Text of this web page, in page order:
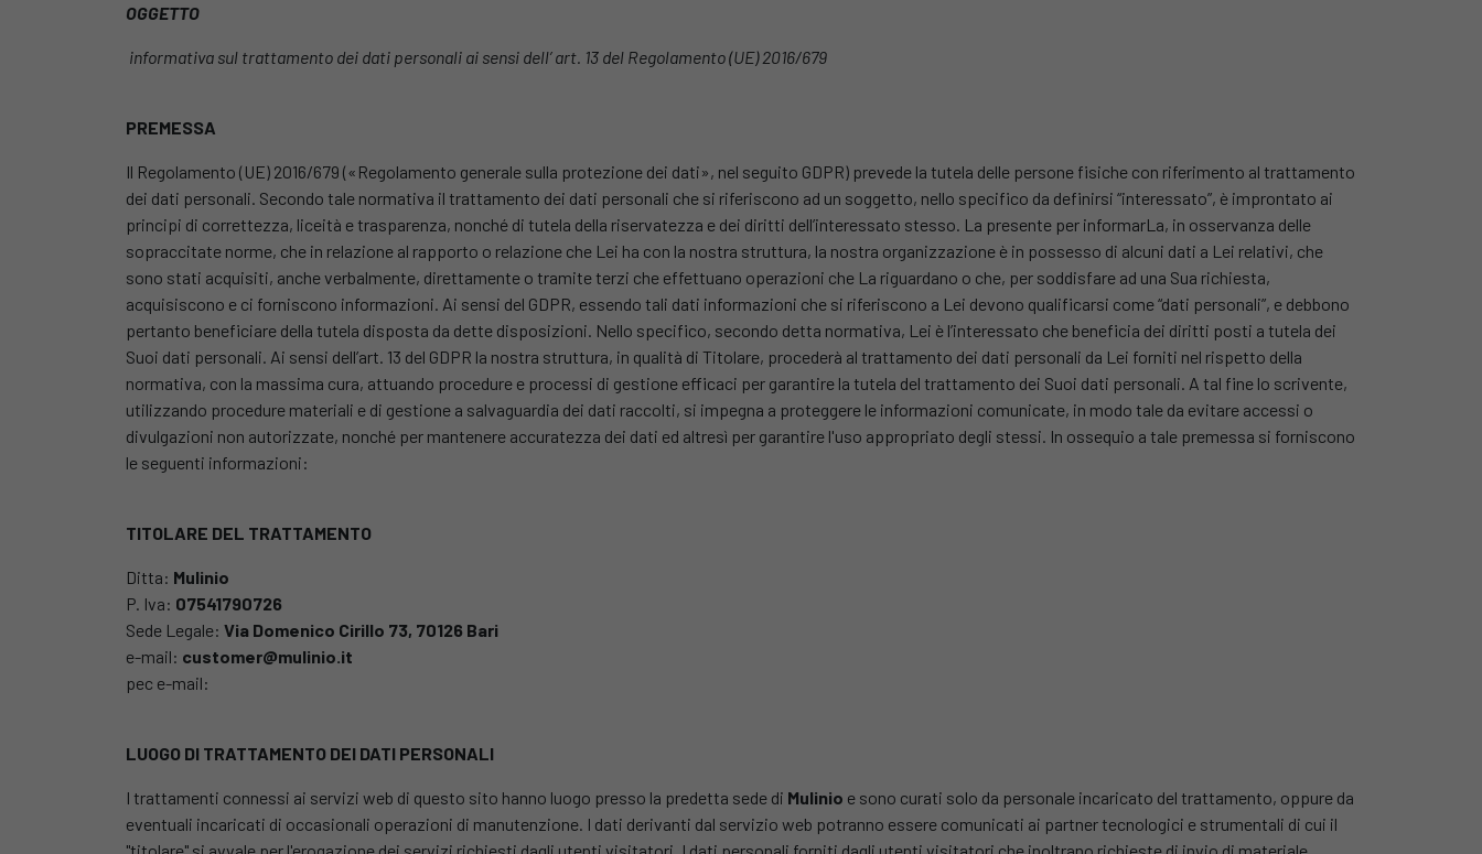
OGGETTO
informativa sul trattamento dei dati personali ai sensi dell’ art. 13 del Regolamento (UE) 2016/679
PREMESSA
Il Regolamento (UE) 2016/679 («Regolamento generale sulla protezione dei dati», nel seguito GDPR) prevede la tutela delle persone fisiche con riferimento al trattamento
dei dati personali. Secondo tale normativa il trattamento dei dati personali che si riferiscono ad un soggetto, nello specifico da definirsi “interessato”, è improntato ai
principi di correttezza, liceità e trasparenza, nonché di tutela della riservatezza e dei diritti dell’interessato stesso. La presente per informarLa, in osservanza delle
sopraccitate norme, che in relazione al rapporto o relazione che Lei ha con la nostra struttura, la nostra organizzazione è in possesso di alcuni dati a Lei relativi, che
sono stati acquisiti, anche verbalmente, direttamente o tramite terzi che effettuano operazioni che La riguardano o che, per soddisfare ad una Sua richiesta,
acquisiscono e ci forniscono informazioni. Ai sensi del GDPR, essendo tali dati informazioni che si riferiscono a Lei devono qualificarsi come “dati personali”, e debbono
pertanto beneficiare della tutela disposta da dette disposizioni. Nello specifico, secondo detta normativa, Lei è l’interessato che beneficia dei diritti posti a tutela dei
Suoi dati personali. Ai sensi dell’art. 13 del GDPR la nostra struttura, in qualità di Titolare, procederà al trattamento dei dati personali da Lei forniti nel rispetto della
normativa, con la massima cura, attuando procedure e processi di gestione efficaci per garantire la tutela del trattamento dei Suoi dati personali. A tal fine lo scrivente,
utilizzando procedure materiali e di gestione a salvaguardia dei dati raccolti, si impegna a proteggere le informazioni comunicate, in modo tale da evitare accessi o
divulgazioni non autorizzate, nonché per mantenere accuratezza dei dati ed altresì per garantire l'uso appropriato degli stessi. In ossequio a tale premessa si forniscono
le seguenti informazioni:
TITOLARE DEL TRATTAMENTO
Ditta: Mulinio
P. Iva: 07541790726
Sede Legale: Via Domenico Cirillo 73, 70126 Bari
e-mail: customer@mulinio.it
pec e-mail:
LUOGO DI TRATTAMENTO DEI DATI PERSONALI
I trattamenti connessi ai servizi web di questo sito hanno luogo presso la predetta sede di Mulinio e sono curati solo da personale incaricato del trattamento, oppure da
eventuali incaricati di occasionali operazioni di manutenzione. I dati derivanti dal servizio web potranno essere comunicati ai partner tecnologici e strumentali di cui il